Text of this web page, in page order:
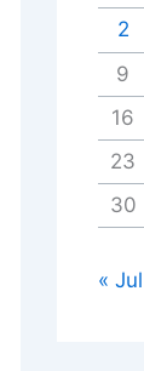
2
9
16
23
30
« Jul